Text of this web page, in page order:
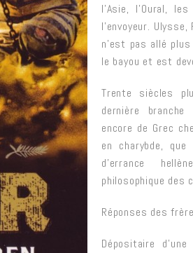
l’Asie, l’Oural,
l’envoyeur. Ulysse,
n’est pas allé
le bayou et est
Trente siècles
dernière branche
encore de Grec
en charybde,
d’errance
philosophique des
Réponses des
Dépositaire